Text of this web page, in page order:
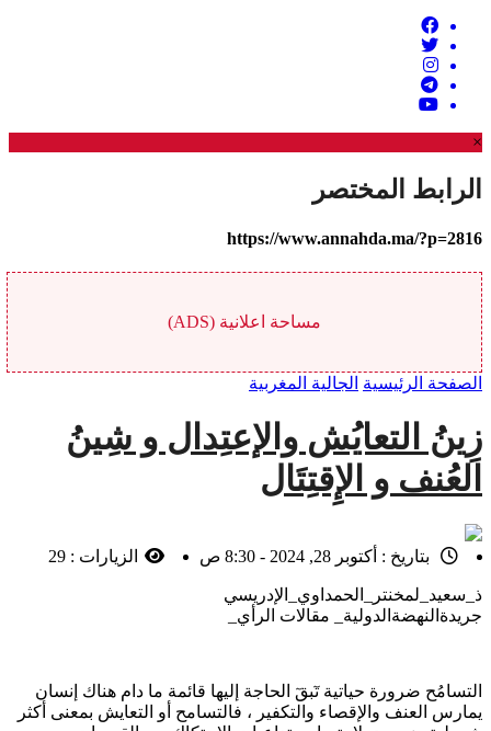
×
الرابط المختصر
https://www.annahda.ma/?p=2816
مساحة اعلانية (ADS)
الصفحة الرئيسية الجالية المغربية
زِينُ التعايُش والإعتِدال و شِينُ
العُنف و الإِقتِتَال
بتاريخ : أكتوبر 28, 2024 - 8:30 ص الزيارات : 29
ذ_سعيد_لمخنتر_الحمداوي_الإدريسي
جريدةالنهضةالدولية_ مقالات الرأي_
التسامُح ضرورة حياتية تٓبقٓ الحاجة إليها قائمة ما دام هناك إنسان
يمارس العنف والإقصاء والتكفير ، فالتسامح أو التعايش بمعنى أكثر